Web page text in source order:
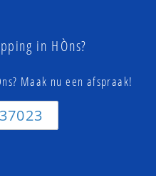
in HÒns?
Maak nu een afspraak!